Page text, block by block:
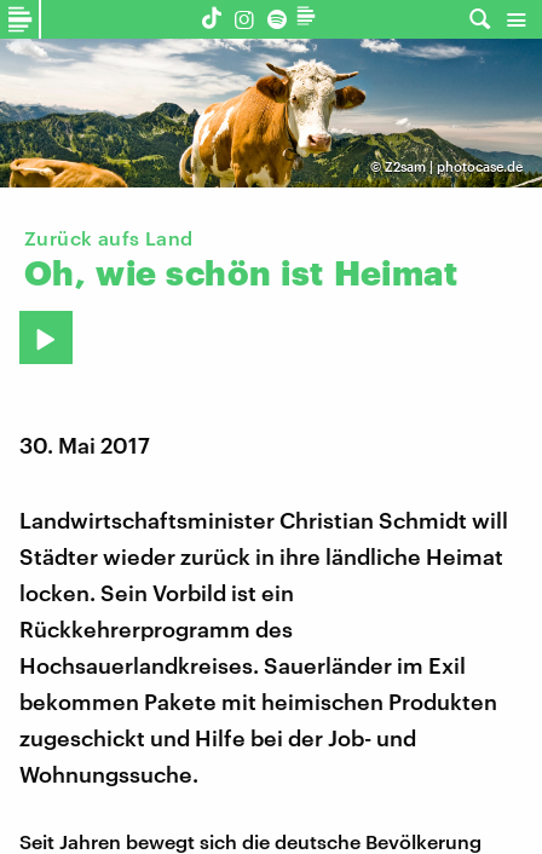
©Z2sam | photocase.de
Zurück aufs Land
Oh, wie schön ist Heimat
30. Mai 2017
Landwirtschaftsminister Christian Schmidt will
Städter wieder zurück in ihre ländliche Heimat
locken. Sein Vorbild ist ein
Rückkehrerprogramm des
Hochsauerlandkreises. Sauerländer im Exil
bekommen Pakete mit heimischen Produkten
zugeschickt und Hilfe bei der Job- und
Wohnungssuche.
Seit Jahren bewegt sich die deutsche Bevölkerung